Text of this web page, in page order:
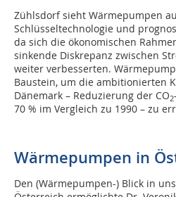
Zühlsdorf sieht Wärmepumpen
Schlüsseltechnologie und
da sich die ökonomischen
sinkende Diskrepanz zwischen
weiter verbesserten.
Baustein, um die ambitionierten
Dänemark – Reduzierung der CO2
70 % im Vergleich zu 1990 – zu
Wärmepumpen in
Den (Wärmepumpen-) Blick in